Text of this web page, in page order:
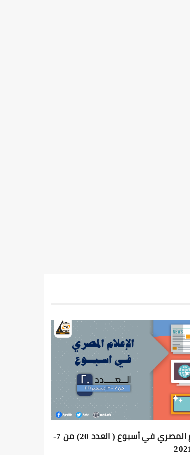
نشرة الاعلام المصري في أسبوع ( العدد 20) من 7-